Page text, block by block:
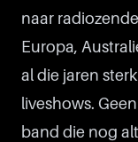
naar
Europa,
al die jaren
liveshows.
band die nog